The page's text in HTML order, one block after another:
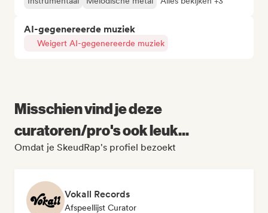
AI-gegenereerde muziek
Weigert AI-gegenereerde muziek
Misschien vind je deze
curatoren/pro's ook leuk...
Omdat je SkeudRap's profiel bezoekt
Vokall Records
Afspeellijst Curator